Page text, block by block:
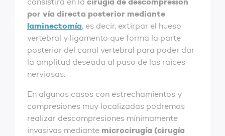
por vía directa posterior mediante
laminectomía, es decir, extirpar el hueso
vertebral y ligamento que forma la parte
posterior del canal vertebral para poder dar
la amplitud deseada al paso de las raíces
nerviosas.
En algunos casos con estrechamientos y
compresiones muy localizadas podremos
realizar descompresiones mínimamente
invasivas mediante microcirugía (cirugía